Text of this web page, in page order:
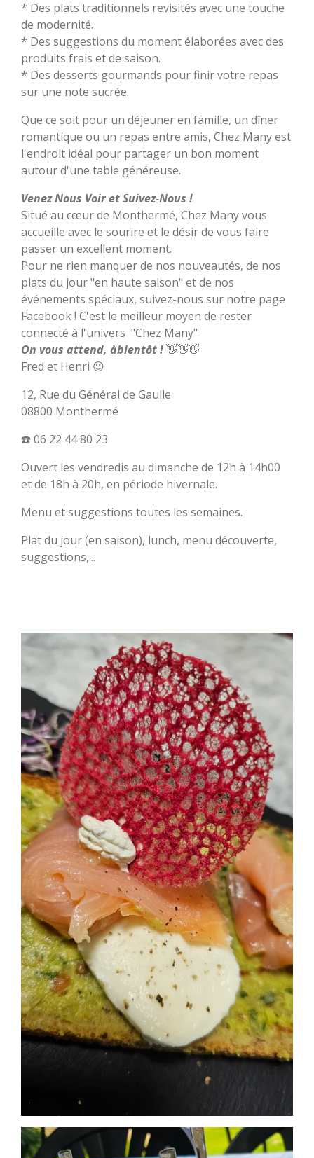
* Des plats traditionnels revisités avec une touche
de modernité.
* Des suggestions du moment élaborées avec des
produits frais et de saison.
* Des desserts gourmands pour finir votre repas
sur une note sucrée.
Que ce soit pour un déjeuner en famille, un dîner
romantique ou un repas entre amis, Chez Many est
l'endroit idéal pour partager un bon moment
autour d'une table généreuse.
Venez Nous Voir et Suivez-Nous !
Situé au cœur de Monthermé, Chez Many vous
accueille avec le sourire et le désir de vous faire
passer un excellent moment.
Pour ne rien manquer de nos nouveautés, de nos
plats du jour "en haute saison" et de nos
événements spéciaux, suivez-nous sur notre page
Facebook ! C'est le meilleur moyen de rester
connecté à l'univers "Chez Many"
On vous attend, àbientôt !👋👋👋
Fred et Henri 😉
12, Rue du Général de Gaulle
08800 Monthermé
☎️ 06 22 44 80 23
Ouvert les vendredis au dimanche de 12h à 14h00
et de 18h à 20h, en période hivernale.
Menu et suggestions toutes les semaines.
Plat du jour (en saison), lunch, menu découverte,
suggestions,...